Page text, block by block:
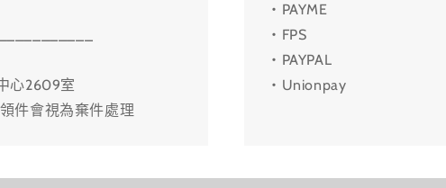
心2609室
件會視為棄件處理
・PAYME
・FPS
・PAYPAL
・Unionpay